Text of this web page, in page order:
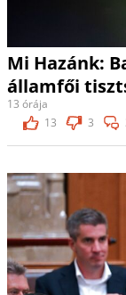
Mi Hazánk:
államfői
13 órája
13
3